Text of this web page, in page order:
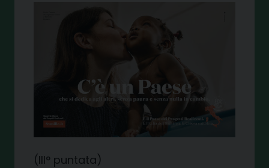
(III° puntata)